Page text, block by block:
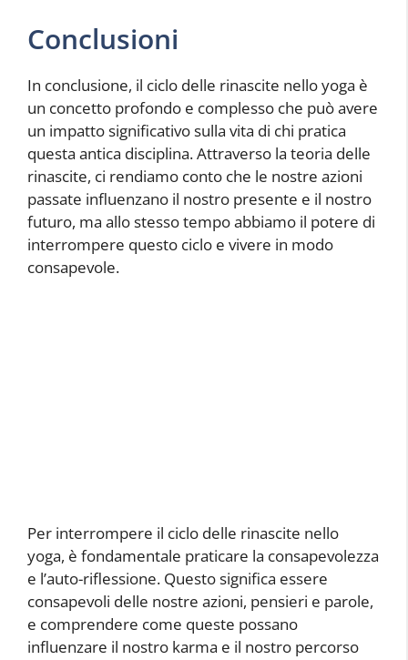
Conclusioni
In conclusione, il ciclo delle rinascite nello yoga è
un concetto profondo e complesso che può avere
un impatto significativo sulla vita di chi pratica
questa antica disciplina. Attraverso la teoria delle
rinascite, ci rendiamo conto che le nostre azioni
passate influenzano il nostro presente e il nostro
futuro, ma allo stesso tempo abbiamo il potere di
interrompere questo ciclo e vivere in modo
consapevole.
Per interrompere il ciclo delle rinascite nello
yoga, è fondamentale praticare la consapevolezza
e l’auto-riflessione. Questo significa essere
consapevoli delle nostre azioni, pensieri e parole,
e comprendere come queste possano
influenzare il nostro karma e il nostro percorso